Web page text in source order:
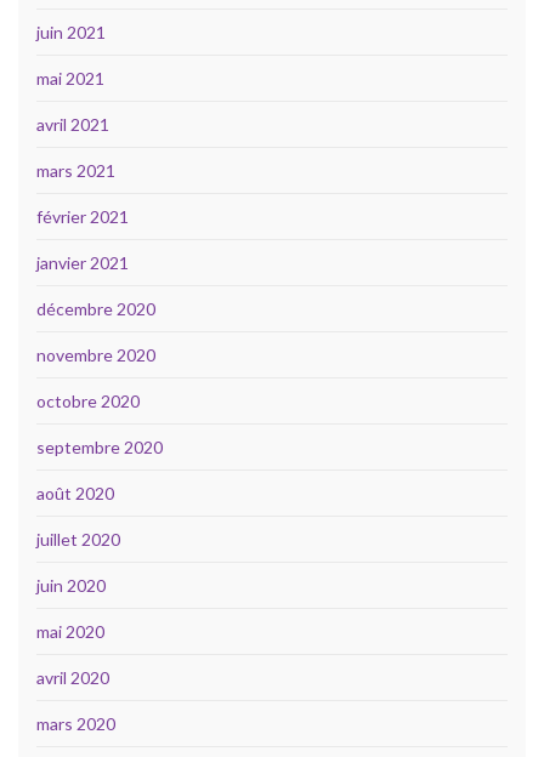
juin 2021
mai 2021
avril 2021
mars 2021
février 2021
janvier 2021
décembre 2020
novembre 2020
octobre 2020
septembre 2020
août 2020
juillet 2020
juin 2020
mai 2020
avril 2020
mars 2020